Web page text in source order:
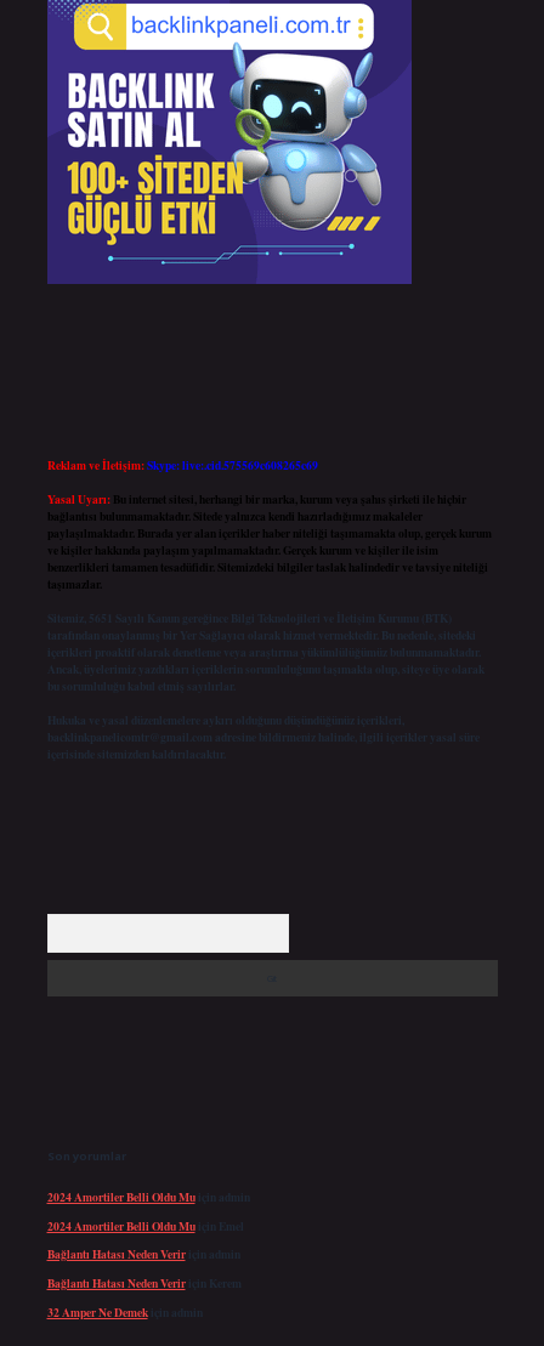
Reklam ve İletişim:Skype: live:.cid.575569c608265c69
Yasal Uyarı: Bu internet sitesi, herhangi bir marka, kurum veya şahıs şirketi ile hiçbir
bağlantısı bulunmamaktadır. Sitede yalnızca kendi hazırladığımız makaleler
paylaşılmaktadır. Burada yer alan içerikler haber niteliği taşımamakta olup, gerçek kurum
ve kişiler hakkında paylaşım yapılmamaktadır. Gerçek kurum ve kişiler ile isim
benzerlikleri tamamen tesadüfidir. Sitemizdeki bilgiler taslak halindedir ve tavsiye niteliği
taşımazlar.
Sitemiz, 5651 Sayılı Kanun gereğince Bilgi Teknolojileri ve İletişim Kurumu (BTK)
tarafından onaylanmış bir Yer Sağlayıcı olarak hizmet vermektedir. Bu nedenle, sitedeki
içerikleri proaktif olarak denetleme veya araştırma yükümlülüğümüz bulunmamaktadır.
Ancak, üyelerimiz yazdıkları içeriklerin sorumluluğunu taşımakta olup, siteye üye olarak
bu sorumluluğu kabul etmiş sayılırlar.
Hukuka ve yasal düzenlemelere aykırı olduğunu düşündüğünüz içerikleri,
backlinkpanelicomtr@gmail.com adresine bildirmeniz halinde, ilgili içerikler yasal süre
içerisinde sitemizden kaldırılacaktır.
Son yorumlar
2024 Amortiler Belli Oldu Muiçin admin
2024 Amortiler Belli Oldu Muiçin Emel
Bağlantı Hatası Neden Veririçin admin
Bağlantı Hatası Neden Veririçin Kerem
32 Amper Ne Demekiçin admin